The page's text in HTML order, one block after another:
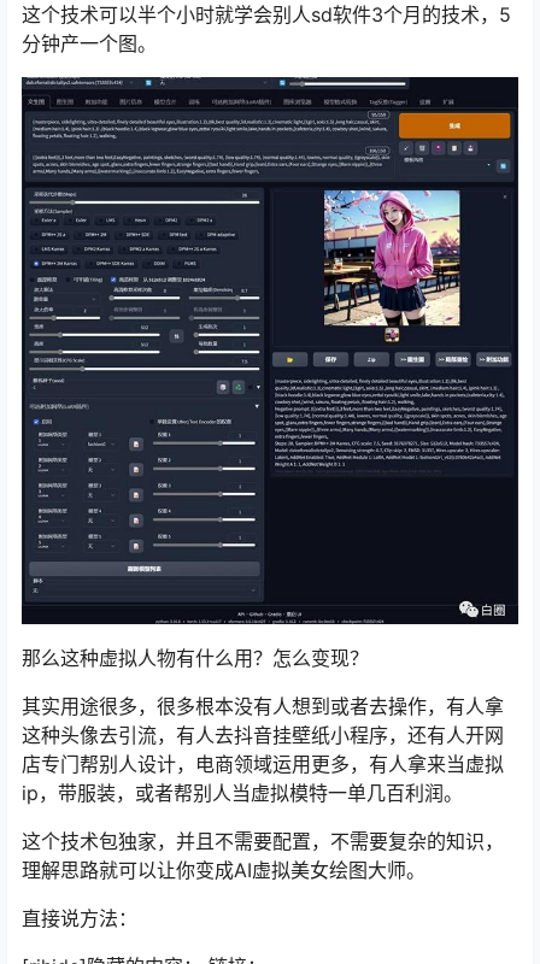
这个技术可以半个小时就学会别人sd软件3个月的技术，5
分钟产一个图。
那么这种虚拟人物有什么用？怎么变现？
其实用途很多，很多根本没有人想到或者去操作，有人拿
这种头像去引流，有人去抖音挂壁纸小程序，还有人开网
店专门帮别人设计，电商领域运用更多，有人拿来当虚拟
ip，带服装，或者帮别人当虚拟模特一单几百利润。
这个技术包独家，并且不需要配置，不需要复杂的知识，
理解思路就可以让你变成AI虚拟美女绘图大师。
直接说方法：